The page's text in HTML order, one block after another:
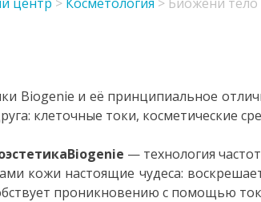
Biogenie и её принципиальное
клеточные токи, косметические
— технология
кожи настоящие чудеса:
проникновению с помощью